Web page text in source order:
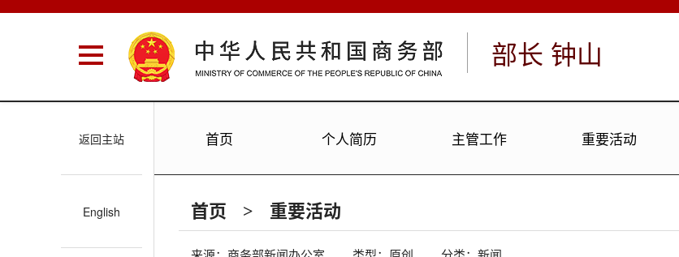
部长 钟山
首页 个人简历 主管工作 重要活动
首页 > 重要活动
返回主站
English